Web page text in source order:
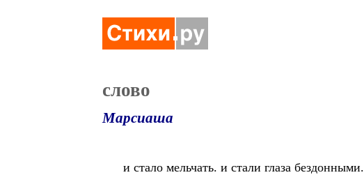
слово
Марсиаша
и стало мельчать. и стали глаза бездонными.